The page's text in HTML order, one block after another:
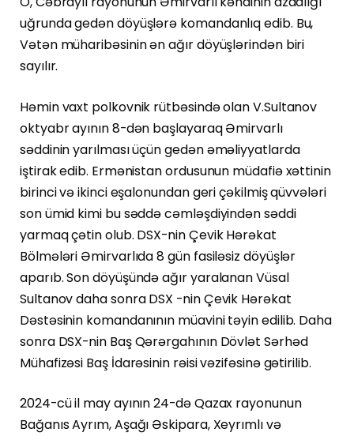
uğrunda gedən döyüşlərə komandanlıq edib. Bu,
Vətən müharibəsinin ən ağır döyüşlərindən biri
sayılır.
Həmin vaxt polkovnik rütbəsində olan V.Sultanov
oktyabr ayının 8-dən başlayaraq Əmirvarlı
səddinin yarılması üçün gedən əməliyyatlarda
iştirak edib. Ermənistan ordusunun müdafiə xəttinin
birinci və ikinci eşalonundan geri çəkilmiş qüvvələri
son ümid kimi bu səddə cəmləşdiyindən səddi
yarmaq çətin olub. DSX-nin Çevik Hərəkat
Bölmələri Əmirvarlıda 8 gün fasiləsiz döyüşlər
aparıb. Son döyüşündə ağır yaralanan Vüsal
Sultanov daha sonra DSX -nin Çevik Hərəkat
Dəstəsinin komandanının müavini təyin edilib. Daha
sonra DSX-nin Baş Qərərgahının Dövlət Sərhəd
Mühafizəsi Baş İdarəsinin rəisi vəzifəsinə gətirilib.
2024-cü il may ayının 24-də Qazax rayonunun
Bağanıs Ayrım, Aşağı Əskipara, Xeyrımlı və